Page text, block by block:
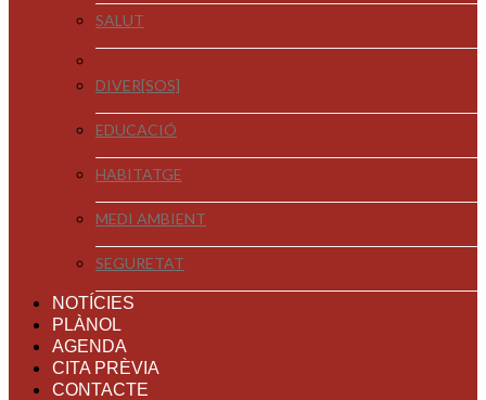
SALUT
DIVER[SOS]
EDUCACIÓ
HABITATGE
MEDI AMBIENT
SEGURETAT
NOTÍCIES
PLÀNOL
AGENDA
CITA PRÈVIA
CONTACTE